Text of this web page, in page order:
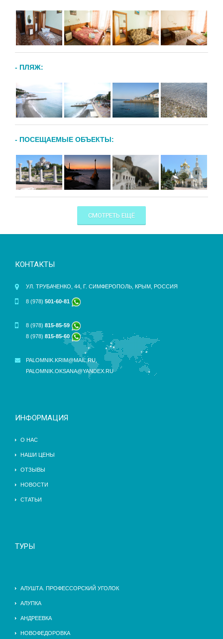
- ПЛЯЖ:
- ПОСЕЩАЕМЫЕ ОБЪЕКТЫ:
СМОТРЕТЬ ЕЩЁ
КОНТАКТЫ
УЛ. ТРУБАЧЕНКО, 44, Г. СИМФЕРОПОЛЬ, КРЫМ, РОССИЯ
8 (978) 501-60-81
8 (978) 815-85-59
8 (978) 815-85-60
PALOMNIK.KRIM@MAIL.RU
PALOMNIK.OKSANA@YANDEX.RU
ИНФОРМАЦИЯ
О НАС
НАШИ ЦЕНЫ
ОТЗЫВЫ
НОВОСТИ
СТАТЬИ
ТУРЫ
АЛУШТА. ПРОФЕССОРСКИЙ УГОЛОК
АЛУПКА
АНДРЕЕВКА
НОВОФЕДОРОВКА